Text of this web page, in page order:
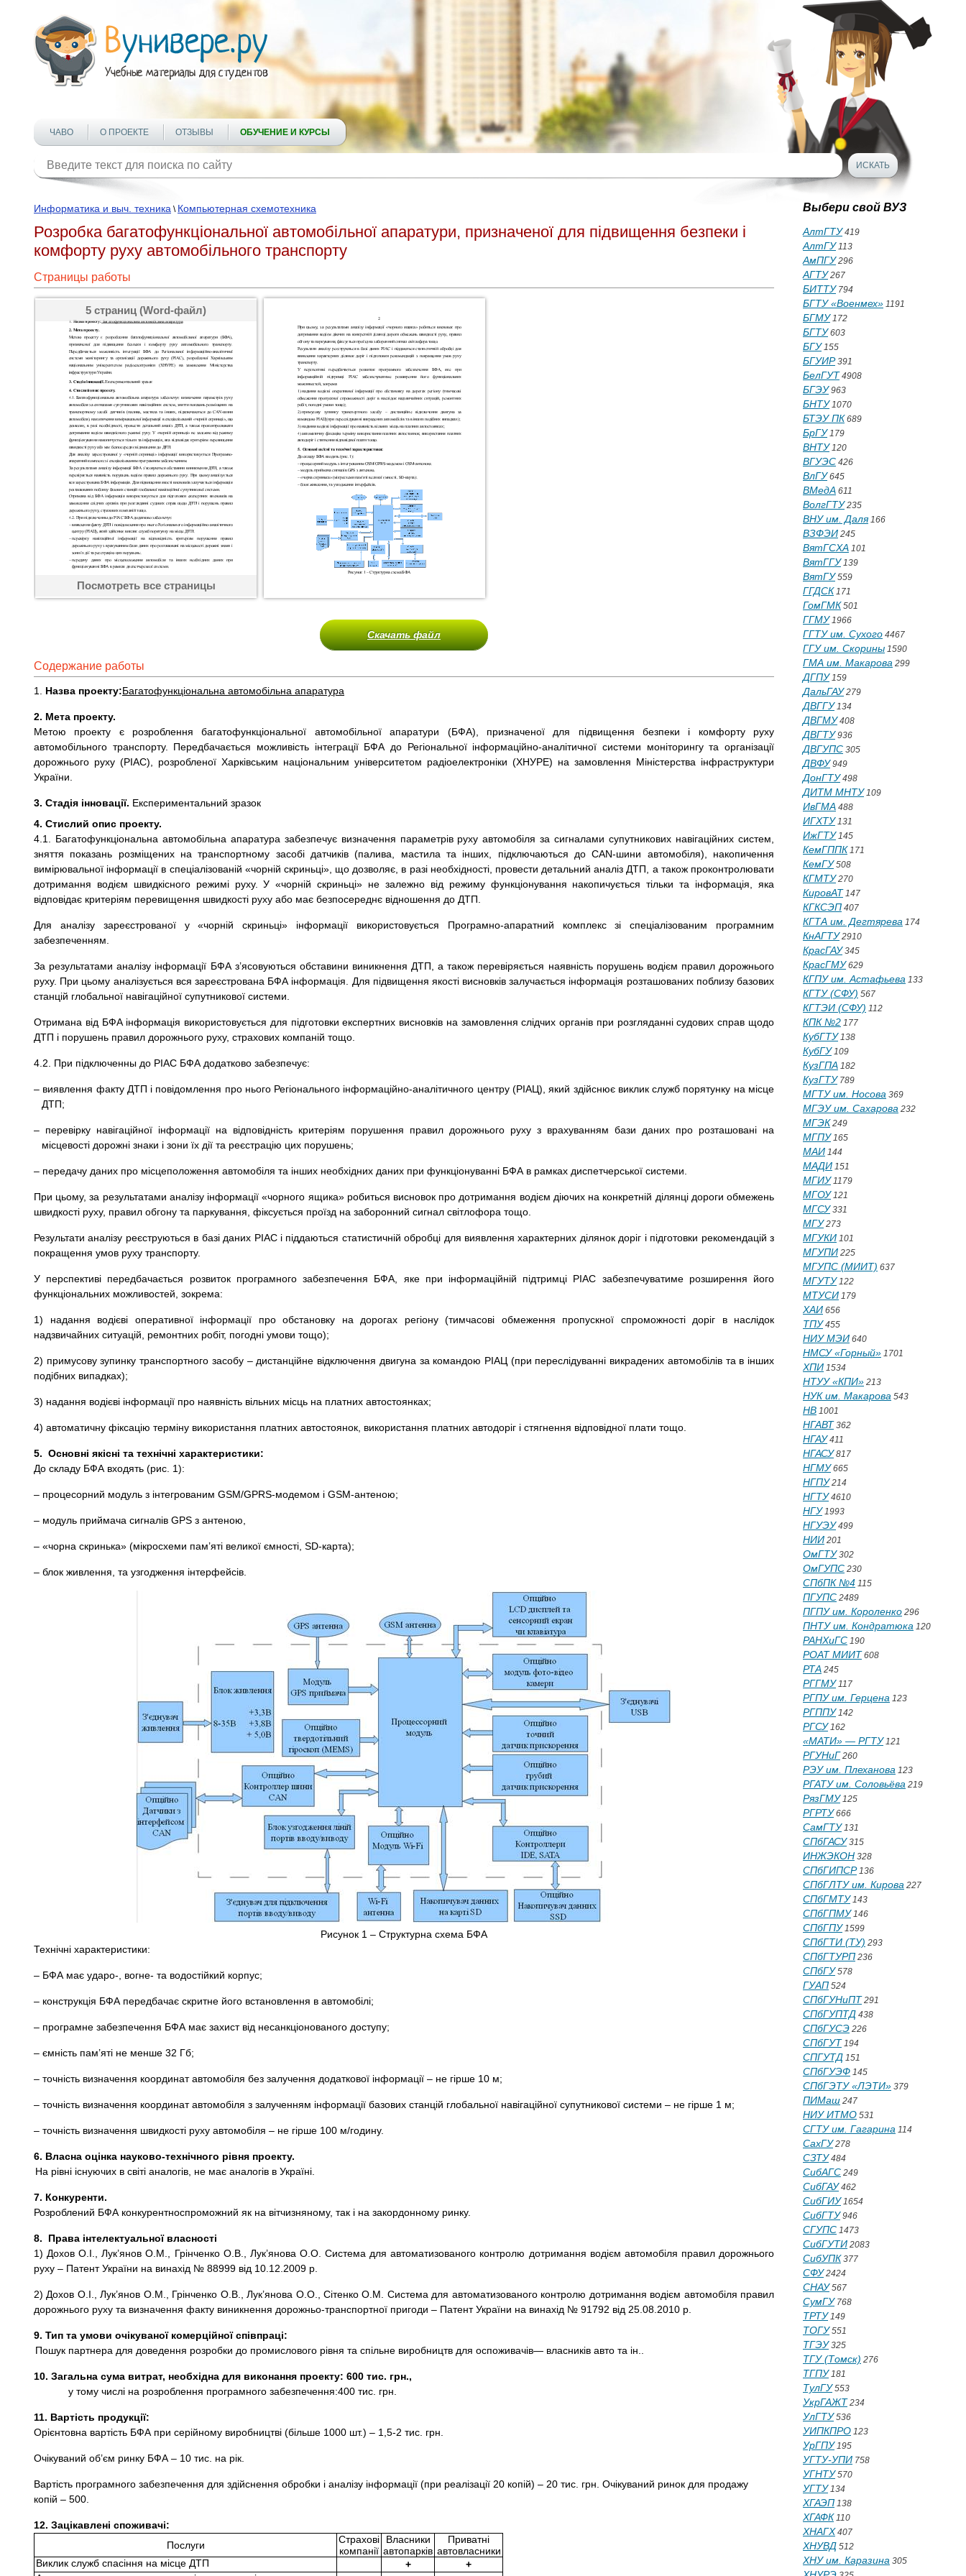
ЧАВО О ПРОЕКТЕ ОТЗЫВЫ ОБУЧЕНИЕ И КУРСЫ
Информатика и выч. техника \ Компьютерная схемотехника
Розробка багатофункціональної автомобільної апаратури, призначеної для підвищення безпеки і
комфорту руху автомобільного транспорту
Страницы работы
5 страниц (Word-файл)
Посмотреть все страницы
Скачать файл
Содержание работы
1. Назва проекту:Багатофункціональна автомобільна апаратура
2. Мета проекту.
Метою проекту є розроблення багатофункціональної автомобільної апаратури (БФА), призначеної для підвищення безпеки і комфорту руху
автомобільного транспорту. Передбачається можливість інтеграції БФА до Регіональної інформаційно-аналітичної системи моніторингу та організації
дорожнього руху (РІАС), розробленої Харківським національним університетом радіоелектроніки (ХНУРЕ) на замовлення Міністерства інфраструктури
України.
3. Стадія інновації. Експериментальний зразок
4. Стислий опис проекту.
4.1. Багатофункціональна автомобільна апаратура забезпечує визначення параметрів руху автомобіля за сигналами супутникових навігаційних систем,
зняття показань розміщених на транспортному засобі датчиків (палива, мастила та інших, підключаються до CAN-шини автомобіля), накопичення
вимірювальної інформації в спеціалізованій «чорній скриньці», що дозволяє, в разі необхідності, провести детальний аналіз ДТП, а також проконтролювати
дотримання водієм швидкісного режимі руху. У «чорній скриньці» не залежно від режиму функціонування накопичується тільки та інформація, яка
відповідає критеріям перевищення швидкості руху або має безпосереднє відношення до ДТП.
Для аналізу зареєстрованої у «чорній скриньці» інформації використовується Програмно-апаратний комплекс зі спеціалізованим програмним
забезпеченням.
За результатами аналізу інформації БФА з’ясовуються обставини виникнення ДТП, а також перевіряється наявність порушень водієм правил дорожнього
руху. При цьому аналізується вся зареєстрована БФА інформація. Для підвищення якості висновків залучається інформація розташованих поблизу базових
станцій глобальної навігаційної супутникової системи.
Отримана від БФА інформація використовується для підготовки експертних висновків на замовлення слідчих органів при розгляданні судових справ щодо
ДТП і порушень правил дорожнього руху, страхових компаній тощо.
4.2. При підключенны до РІАС БФА додатково забезпечує:
– виявлення факту ДТП і повідомлення про нього Регіонального інформаційно-аналітичного центру (РІАЦ), який здійснює виклик служб порятунку на місце
ДТП;
– перевірку навігаційної інформації на відповідність критеріям порушення правил дорожнього руху з врахуванням бази даних про розташовані на
місцевості дорожні знаки і зони їх дії та реєстрацію цих порушень;
– передачу даних про місцеположення автомобіля та інших необхідних даних при функціонуванні БФА в рамках диспетчерської системи.
При цьому, за результатами аналізу інформації «чорного ящика» робиться висновок про дотримання водієм діючих на конкретній ділянці дороги обмежень
швидкості руху, правил обгону та паркування, фіксується проїзд на заборонний сигнал світлофора тощо.
Результати аналізу реєструються в базі даних РІАС і піддаються статистичній обробці для виявлення характерних ділянок доріг і підготовки рекомендацій з
покращення умов руху транспорту.
У перспективі передбачається розвиток програмного забезпечення БФА, яке при інформаційній підтримці РІАС забезпечуватиме розширення його
функціональних можливостей, зокрема:
1) надання водієві оперативної інформації про обстановку на дорогах регіону (тимчасові обмеження пропускної спроможності доріг в наслідок
надзвичайних ситуацій, ремонтних робіт, погодні умови тощо);
2) примусову зупинку транспортного засобу – дистанційне відключення двигуна за командою РІАЦ (при переслідуванні викрадених автомобілів та в інших
подібних випадках);
3) надання водієві інформації про наявність вільних місць на платних автостоянках;
4) автоматичну фіксацію терміну використання платних автостоянок, використання платних автодоріг і стягнення відповідної плати тощо.
5. Основні якісні та технічні характеристики:
До складу БФА входять (рис. 1):
– процесорний модуль з інтегрованим GSM/GPRS-модемом і GSM-антеною;
– модуль приймача сигналів GPS з антеною,
– «чорна скринька» (мікросхеми пам’яті великої ємності, SD-карта);
– блок живлення, та узгодження інтерфейсів.
Рисунок 1 – Структурна схема БФА
Технічні характеристики:
– БФА має ударо-, вогне- та водостійкий корпус;
– конструкція БФА передбачає скритне його встановлення в автомобілі;
– програмне забезпечення БФА має захист від несанкціонованого доступу;
– ємність пам’яті не менше 32 Гб;
– точність визначення координат автомобіля без залучення додаткової інформації – не гірше 10 м;
– точність визначення координат автомобіля з залученням інформації базових станцій глобальної навігаційної супутникової системи – не гірше 1 м;
– точність визначення швидкості руху автомобіля – не гірше 100 м/годину.
6. Власна оцінка науково-технічного рівня проекту.
На рівні існуючих в світі аналогів, не має аналогів в Україні.
7. Конкуренти.
Розроблений БФА конкурентноспроможний як на вітчизняному, так і на закордонному ринку.
8.
Права інтелектуальної власності
1) Дохов О.І., Лук’янов О.М., Грінченко О.В., Лук’янова О.О. Система для автоматизованого контролю дотримання водієм автомобіля правил дорожнього
руху – Патент України на винахід № 88999 від 10.12.2009 р.
2) Дохов О.І., Лук’янов О.М., Грінченко О.В., Лук’янова О.О., Сітенко О.М. Система для автоматизованого контролю дотримання водієм автомобіля правил
дорожнього руху та визначення факту виникнення дорожньо-транспортної пригоди – Патент України на винахід № 91792 від 25.08.2010 р.
9. Тип та умови очікуваної комерційної співпраці:
Пошук партнера для доведення розробки до промислового рівня та спільне виробництв для оспоживачів— власників авто та ін..
10. Загальна сума витрат, необхідна для виконання проекту: 600 тис. грн.,
у тому числі на розроблення програмного забезпечення:400 тис. грн.
11. Вартість продукції:
Орієнтовна вартість БФА при серійному виробництві (більше 1000 шт.) – 1,5-2 тис. грн.
Очікуваний об’єм ринку БФА – 10 тис. на рік.
Вартість програмного забезпечення для здійснення обробки і аналізу інформації (при реалізації 20 копій) – 20 тис. грн. Очікуваний ринок для продажу
копій – 500.
12. Зацікавлені споживачі:
Послуги
Страхові
компанії
Власники
автопарків
Приватні
автовласники
Виклик служб спасіння на місце ДТП
+
+
Выбери свой ВУЗ
АлтГТУ419
АлтГУ113
АмПГУ296
АГТУ267
БИТТУ794
БГТУ «Военмех» 1191
БГМУ172
БГТУ603
БГУ155
БГУИР391
БелГУТ 4908
БГЭУ963
БНТУ1070
БТЭУ ПК 689
БрГУ179
ВНТУ120
ВГУЭС 426
ВлГУ645
ВМедА 611
ВолгГТУ235
ВНУ им. Даля166
ВЗФЭИ 245
ВятГСХА 101
ВятГГУ139
ВятГУ559
ГГДСК 171
ГомГМК 501
ГГМУ1966
ГГТУ им. Сухого 4467
ГГУ им. Скорины 1590
ГМА им. Макарова 299
ДГПУ159
ДальГАУ279
ДВГГУ134
ДВГМУ408
ДВГТУ936
ДВГУПС 305
ДВФУ949
ДонГТУ498
ДИТМ МНТУ109
ИвГМА 488
ИГХТУ131
ИжГТУ145
КемГППК 171
КемГУ508
КГМТУ270
КировАТ 147
КГКСЭП 407
КГТА им. Дегтярева 174
КнАГТУ2910
КрасГАУ345
КрасГМУ629
КГПУ им. Астафьева 133
КГТУ (СФУ) 567
КГТЭИ (СФУ) 112
КПК №2 177
КубГТУ138
КубГУ109
КузГПА 182
КузГТУ789
МГТУ им. Носова 369
МГЭУ им. Сахарова 232
МГЭК 249
МГПУ165
МАИ 144
МАДИ 151
МГИУ1179
МГОУ121
МГСУ331
МГУ273
МГУКИ 101
МГУПИ 225
МГУПС (МИИТ) 637
МГУТУ122
МТУСИ 179
ХАИ 656
ТПУ455
НИУ МЭИ 640
НМСУ «Горный» 1701
ХПИ 1534
НТУУ «КПИ» 213
НУК им. Макарова 543
НВ 1001
НГАВТ 362
НГАУ411
НГАСУ817
НГМУ665
НГПУ214
НГТУ4610
НГУ1993
НГУЭУ499
НИИ 201
ОмГТУ302
ОмГУПС 230
СПбПК №4 115
ПГУПС 2489
ПГПУ им. Короленко 296
ПНТУ им. Кондратюка 120
РАНХиГС 190
РОАТ МИИТ 608
РТА 245
РГГМУ117
РГПУ им. Герцена 123
РГППУ142
РГСУ162
«МАТИ» — РГТУ121
РГУНиГ 260
РЭУ им. Плеханова 123
РГАТУ им. Соловьёва 219
РязГМУ125
РГРТУ666
СамГТУ131
СПбГАСУ315
ИНЖЭКОН 328
СПбГИПСР136
СПбГЛТУ им. Кирова 227
СПбГМТУ143
СПбГПМУ146
СПбГПУ1599
СПбГТИ (ТУ) 293
СПбГТУРП 236
СПбГУ578
ГУАП 524
СПбГУНиПТ 291
СПбГУПТД 438
СПбГУСЭ 226
СПбГУТ 194
СПГУТД 151
СПбГУЭФ 145
СПбГЭТУ «ЛЭТИ» 379
ПИМаш 247
НИУ ИТМО 531
СГТУ им. Гагарина 114
СахГУ278
СЗТУ484
СибАГС 249
СибГАУ462
СибГИУ1654
СибГТУ946
СГУПС 1473
СибГУТИ 2083
СибУПК 377
СФУ2424
СНАУ567
СумГУ768
ТРТУ149
ТОГУ551
ТГЭУ325
ТГУ (Томск) 276
ТГПУ181
ТулГУ553
УкрГАЖТ 234
УлГТУ536
УИПКПРО 123
УрГПУ195
УГТУ-УПИ 758
УГНТУ570
УГТУ134
ХГАЭП 138
ХГАФК 110
ХНАГХ 407
ХНУВД 512
ХНУ им. Каразина 305